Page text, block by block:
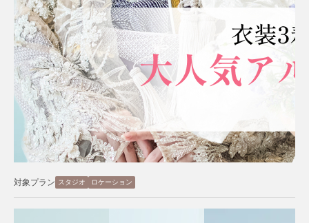
対象プラン スタジオ ロケーション